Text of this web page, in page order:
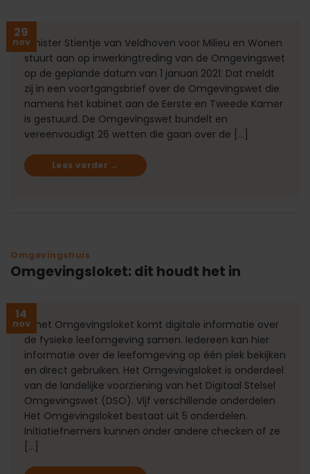
29
novMinister Stientje van Veldhoven voor Milieu en Wonen
stuurt aan op inwerkingtreding van de Omgevingswet
op de geplande datum van 1 januari 2021. Dat meldt
zij in een voortgangsbrief over de Omgevingswet die
namens het kabinet aan de Eerste en Tweede Kamer
is gestuurd. De Omgevingswet bundelt en
vereenvoudigt 26 wetten die gaan over de […]
Lees verder →
Omgevingshuis
Omgevingsloket: dit houdt het in
14
novIn het Omgevingsloket komt digitale informatie over
de fysieke leefomgeving samen. Iedereen kan hier
informatie over de leefomgeving op één plek bekijken
en direct gebruiken. Het Omgevingsloket is onderdeel
van de landelijke voorziening van het Digitaal Stelsel
Omgevingswet (DSO). Vijf verschillende onderdelen
Het Omgevingsloket bestaat uit 5 onderdelen.
Initiatiefnemers kunnen onder andere checken of ze
[…]